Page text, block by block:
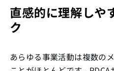
直感的に理解しや
ク
あらゆる事業活動は複数の